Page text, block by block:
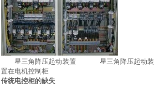
星三角降压起动装置
星三角降压起动装
置在电机控制柜
传统电控柜的缺失